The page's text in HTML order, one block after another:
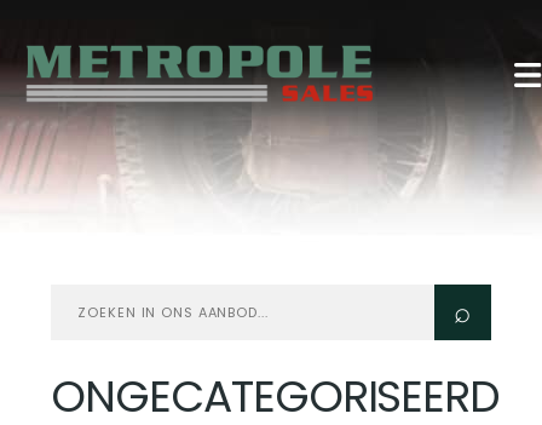
⌕
ONGECATEGORISEERD